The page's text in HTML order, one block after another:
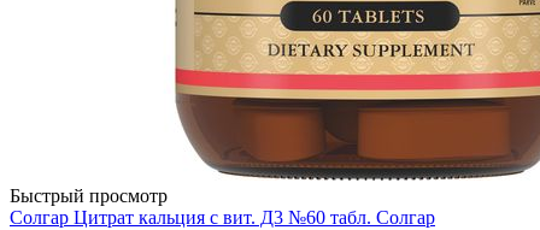
Быстрый просмотр
Солгар Цитрат кальция с вит. Д3 №60 табл. Солгар